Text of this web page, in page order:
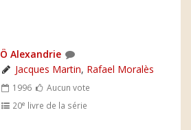
Ô Alexandrie
Jacques Martin, Rafael Moralès
1996
Aucun vote
20e livre de la série